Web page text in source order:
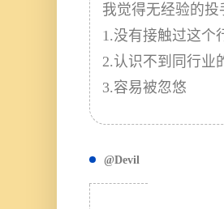
我觉得无经验的
1.没有接触过这个
2.认识不到同行业
3.容易被忽悠
@Devil